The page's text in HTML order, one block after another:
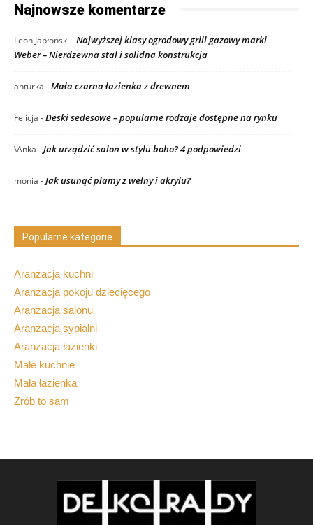
Najnowsze komentarze
Leon Jabłoński -Najwyższej klasy ogrodowy grill gazowy marki
Weber – Nierdzewna stal i solidna konstrukcja
anturka -Mała czarna łazienka z drewnem
Felicja -Deski sedesowe – popularne rodzaje dostępne na rynku
\Anka -Jak urządzić salon w stylu boho? 4 podpowiedzi
monia -Jak usunąć plamy z wełny i akrylu?
Popularne kategorie
Aranżacja kuchni
Aranżacja pokoju dziecięcego
Aranżacja salonu
Aranżacja sypialni
Aranżacja łazienki
Małe kuchnie
Mała łazienka
Zrób to sam